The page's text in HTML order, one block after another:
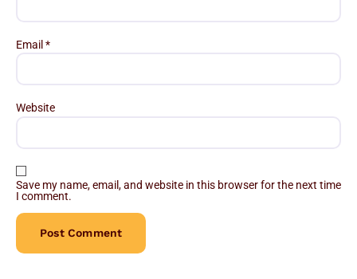
Email *
Website
Save my name, email, and website in this browser for the next time
I comment.